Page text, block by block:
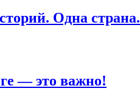
Одна страна.
— это важно!